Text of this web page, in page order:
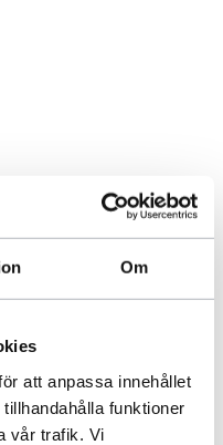
Om
att anpassa innehållet
funktioner
vår trafik. Vi